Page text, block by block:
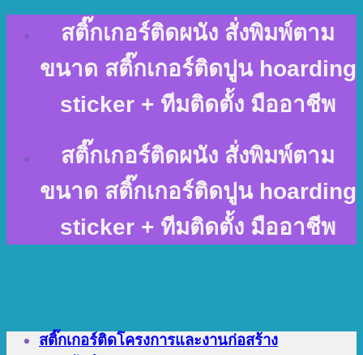
content
สติ๊กเกอร์ติดผนัง สั่งพิมพ์ตาม
ขนาด สติ๊กเกอร์ติดปูน hoarding
sticker + ทีมติดตั้ง มืออาชีพ
สติ๊กเกอร์ติดผนัง สั่งพิมพ์ตาม
ขนาด สติ๊กเกอร์ติดปูน hoarding
sticker + ทีมติดตั้ง มืออาชีพ
สติ๊กเกอร์ติดโครงการและงานก่อสร้าง